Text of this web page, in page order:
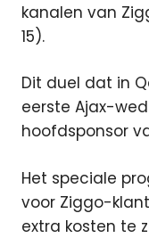
kanalen van
15).
Dit duel dat in
eerste Ajax-
hoofdsponsor
Het speciale
voor Ziggo-
extra kosten te